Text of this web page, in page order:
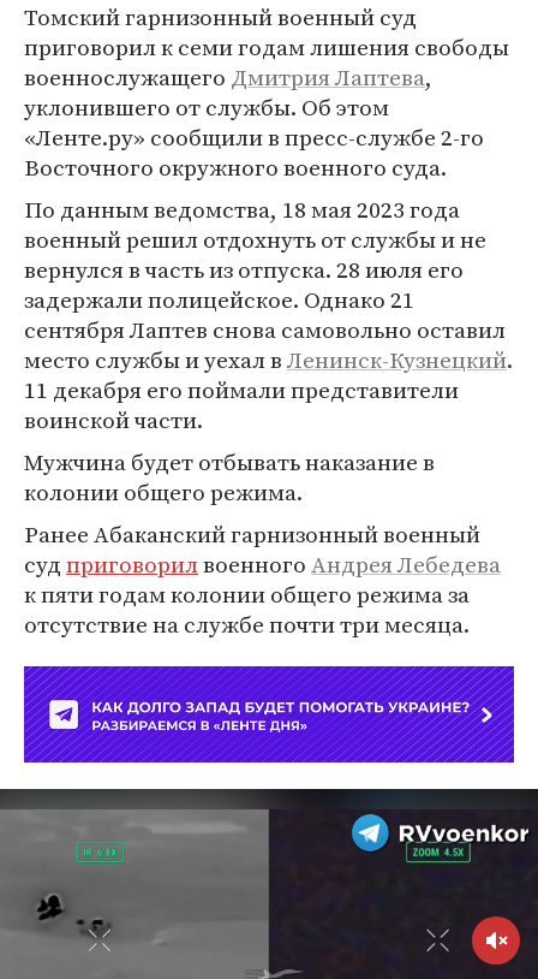
Томский гарнизонный военный суд
приговорил к семи годам лишения свободы
военнослужащего Дмитрия Лаптева,
уклонившего от службы. Об этом
«Ленте.ру» сообщили в пресс-службе 2-го
Восточного окружного военного суда.
По данным ведомства, 18 мая 2023 года
военный решил отдохнуть от службы и не
вернулся в часть из отпуска. 28 июля его
задержали полицейское. Однако 21
сентября Лаптев снова самовольно оставил
место службы и уехал вЛенинск-Кузнецкий.
11 декабря его поймали представители
воинской части.
Мужчина будет отбывать наказание в
колонии общего режима.
Ранее Абаканский гарнизонный военный
судприговорилвоенногоАндрея Лебедева
к пяти годам колонии общего режима за
отсутствие на службе почти три месяца.